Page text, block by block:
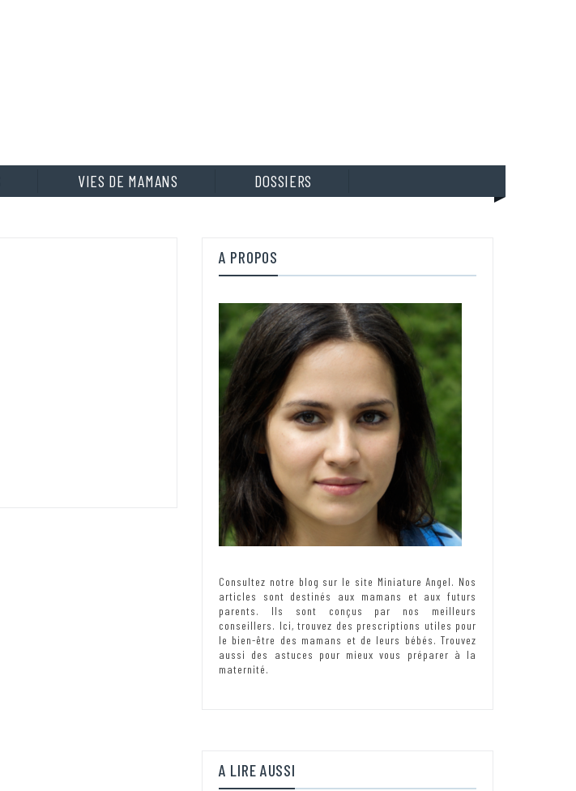
VIES DE MAMANS DOSSIERS
A PROPOS
Consultez notre blog sur le site Miniature Angel. Nos
articles sont destinés aux mamans et aux futurs
parents. Ils sont conçus par nos meilleurs
conseillers. Ici, trouvez des prescriptions utiles pour
le bien-être des mamans et de leurs bébés. Trouvez
aussi des astuces pour mieux vous préparer à la
maternité.
A LIRE AUSSI